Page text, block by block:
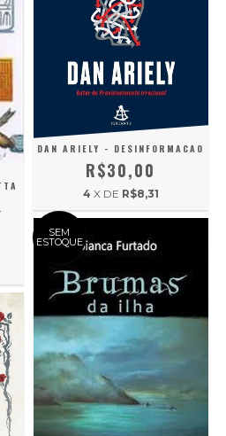
DAN ARIELY - DESINFORMACAO
R$30,00
4 X DE R$8,31
SEM
ESTOQUE